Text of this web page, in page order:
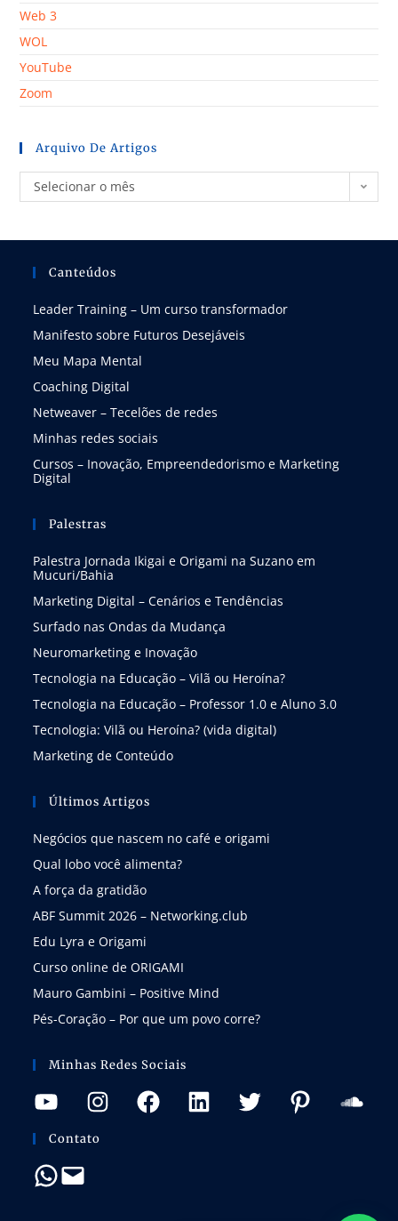
Web 3
WOL
YouTube
Zoom
Arquivo De Artigos
Selecionar o mês
Canteúdos
Leader Training – Um curso transformador
Manifesto sobre Futuros Desejáveis
Meu Mapa Mental
Coaching Digital
Netweaver – Tecelões de redes
Minhas redes sociais
Cursos – Inovação, Empreendedorismo e Marketing
Digital
Palestras
Palestra Jornada Ikigai e Origami na Suzano em
Mucuri/Bahia
Marketing Digital – Cenários e Tendências
Surfado nas Ondas da Mudança
Neuromarketing e Inovação
Tecnologia na Educação – Vilã ou Heroína?
Tecnologia na Educação – Professor 1.0 e Aluno 3.0
Tecnologia: Vilã ou Heroína? (vida digital)
Marketing de Conteúdo
Últimos Artigos
Negócios que nascem no café e origami
Qual lobo você alimenta?
A força da gratidão
ABF Summit 2026 – Networking.club
Edu Lyra e Origami
Curso online de ORIGAMI
Mauro Gambini – Positive Mind
Pés-Coração – Por que um povo corre?
Minhas Redes Sociais
Contato